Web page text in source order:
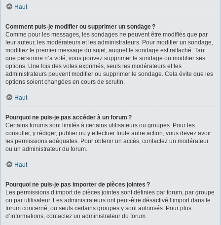
Haut
Comment puis-je modifier ou supprimer un sondage ?
Comme pour les messages, les sondages ne peuvent être modifiés que par
leur auteur, les modérateurs et les administrateurs. Pour modifier un sondage,
modifiez le premier message du sujet, auquel le sondage est rattaché. Tant
que personne n’a voté, vous pouvez supprimer le sondage ou modifier ses
options. Une fois des votes exprimés, seuls les modérateurs et les
administrateurs peuvent modifier ou supprimer le sondage. Cela évite que les
options soient changées en cours de scrutin.
Haut
Pourquoi ne puis-je pas accéder à un forum ?
Certains forums sont limités à certains utilisateurs ou groupes. Pour les
consulter, y rédiger, publier ou y effectuer toute autre action, vous devez avoir
les permissions adéquates. Pour obtenir un accès, contactez un modérateur
ou un administrateur du forum.
Haut
Pourquoi ne puis-je pas importer de pièces jointes ?
Les permissions d’import de pièces jointes sont définies par forum, par groupe
ou par utilisateur. Les administrateurs ont peut-être désactivé l’import dans le
forum concerné, ou seuls certains groupes y sont autorisés. Pour plus
d’informations, contactez un administrateur du forum.